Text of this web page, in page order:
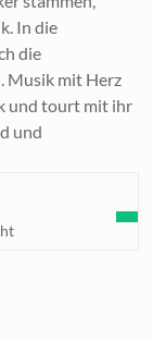
In die
die
Musik mit Herz
und tourt mit ihr
und